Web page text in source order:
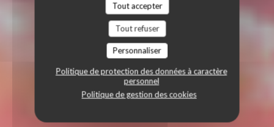
Tout accepter
Tout refuser
Personnaliser
Politique de protection des données à caractère
personnel
Politique de gestion des cookies